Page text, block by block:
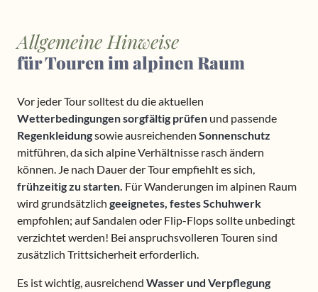
Allgemeine Hinweise
für Touren im alpinen Raum
Vor jeder Tour solltest du die aktuellen
Wetterbedingungen sorgfältig prüfen und passende
Regenkleidungsowie ausreichenden Sonnenschutz
mitführen, da sich alpine Verhältnisse rasch ändern
können. Je nach Dauer der Tour empfiehlt es sich,
frühzeitig zu starten. Für Wanderungen im alpinen Raum
wird grundsätzlich geeignetes, festes Schuhwerk
empfohlen; auf Sandalen oder Flip-Flops sollte unbedingt
verzichtet werden! Bei anspruchsvolleren Touren sind
zusätzlich Trittsicherheit erforderlich.
Es ist wichtig, ausreichend Wasser und Verpflegung